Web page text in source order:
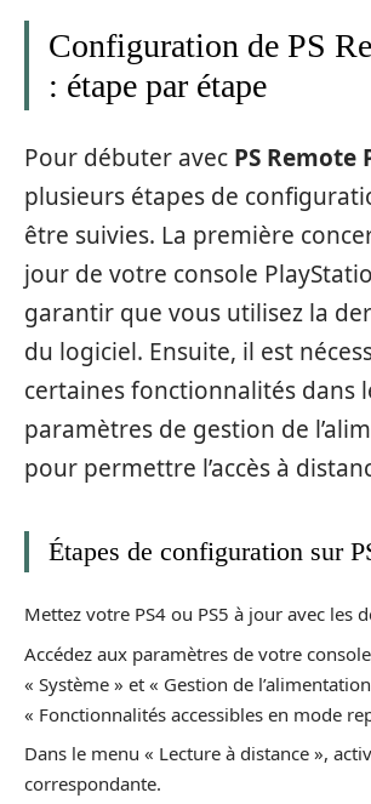
Configuration de PS
: étape par étape
Pour débuter avec PS Remote
plusieurs étapes de
être suivies. La première
jour de votre console
garantir que vous utilisez la
du logiciel. Ensuite, il est
certaines fonctionnalités dans
paramètres de gestion de
pour permettre l’accès à
Étapes de configuration sur
Mettez votre PS4 ou PS5 à jour avec les
Accédez aux paramètres de votre
« Système » et « Gestion de
« Fonctionnalités accessibles en mode
Dans le menu « Lecture à distance »,
correspondante.